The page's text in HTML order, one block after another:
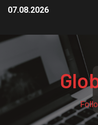
07.08.2026